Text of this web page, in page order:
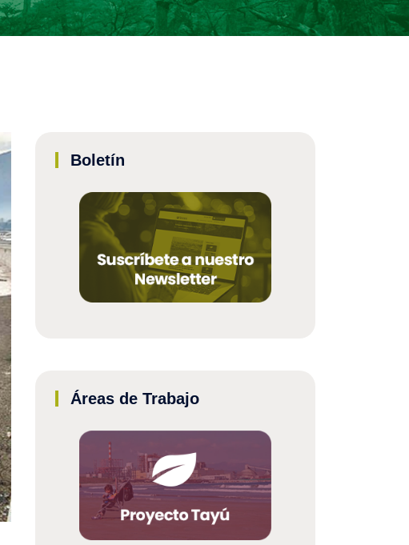
Boletín
Áreas de Trabajo